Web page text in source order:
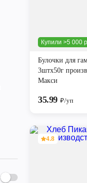
Купили >5 000
Булочки для
3штх50г
Макси
35.99 ₽/уп
4.8